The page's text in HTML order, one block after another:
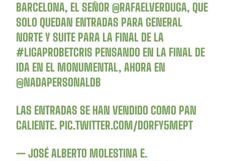
BARCELONA, EL SEÑOR @RAFAELVERDUGA, QUE
SOLO QUEDAN ENTRADAS PARA GENERAL
NORTE Y SUITE PARA LA FINAL DE LA
#LIGAPROBETCRIS PENSANDO EN LA FINAL DE
IDA EN EL MONUMENTAL, AHORA EN
@NADAPERSONALDB
LAS ENTRADAS SE HAN VENDIDO COMO PAN
CALIENTE. PIC.TWITTER.COM/DORFY5MEPT
— JOSÉ ALBERTO MOLESTINA E.